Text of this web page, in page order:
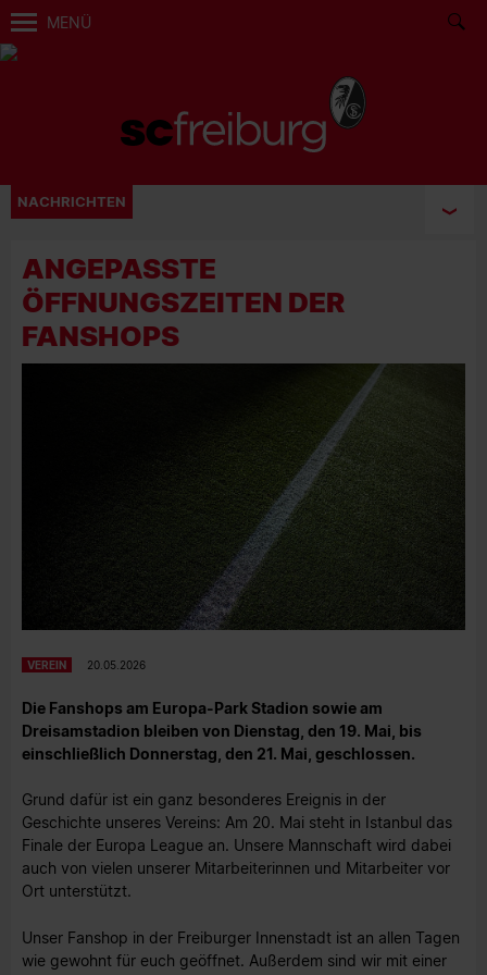
MENÜ
NACHRICHTEN
ANGEPASSTE
ÖFFNUNGSZEITEN DER
FANSHOPS
VEREIN 20.05.2026
Die Fanshops am Europa-Park Stadion sowie am
Dreisamstadion bleiben von Dienstag, den 19. Mai, bis
einschließlich Donnerstag, den 21. Mai, geschlossen.
Grund dafür ist ein ganz besonderes Ereignis in der
Geschichte unseres Vereins: Am 20. Mai steht in Istanbul das
Finale der Europa League an. Unsere Mannschaft wird dabei
auch von vielen unserer Mitarbeiterinnen und Mitarbeiter vor
Ort unterstützt.
Unser Fanshop in der Freiburger Innenstadt ist an allen Tagen
wie gewohnt für euch geöffnet. Außerdem sind wir mit einer